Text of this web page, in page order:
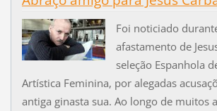
Foi noticiado
afastamento de
seleção Espanhola
Artística Feminina, por alegadas
antiga ginasta sua. Ao longo de muitos